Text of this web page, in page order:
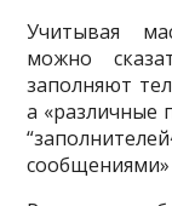
Учитывая
можно
заполняют
а «различные
сообщениями»